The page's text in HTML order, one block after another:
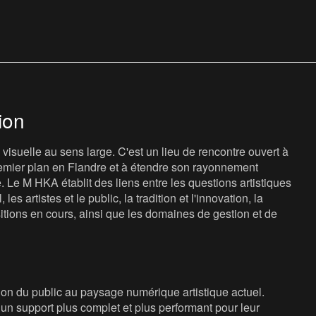
au sens large. C'est un lieu de rencontre ouvert à
plan en Flandre et à étendre son rayonnement
M HKA établit des liens entre les questions artistiques
artistes et le public, la tradition et l'innovation, la
en cours, ainsi que les domaines de gestion et de
du public au paysage numérique artistique actuel.
support plus complet et plus performant pour leur